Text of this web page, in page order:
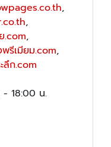
,
,
.com,
รีเมียม.com,
ก.com
- 18:00 น.